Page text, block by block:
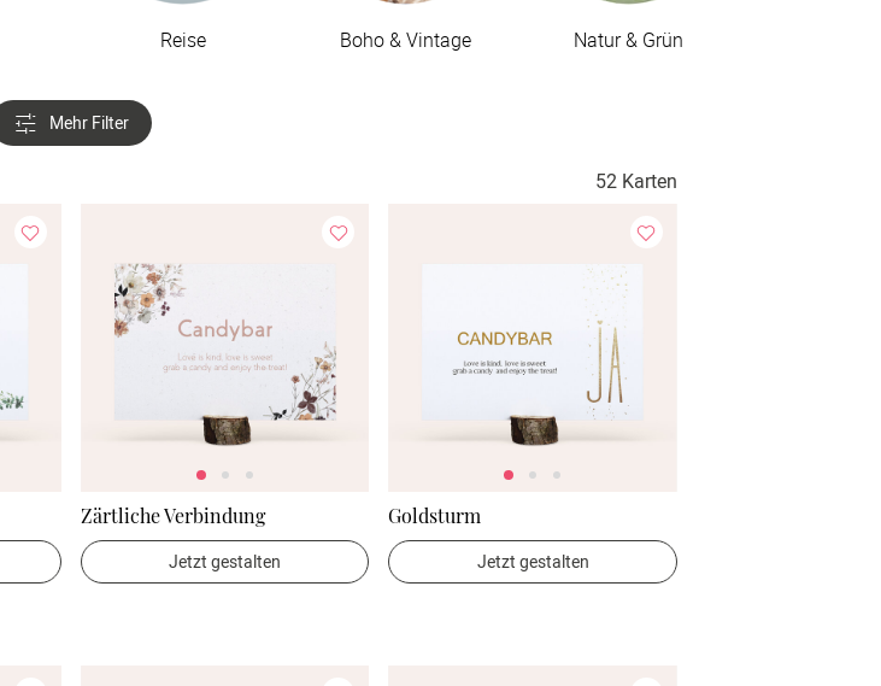
Reise Boho & Vintage Natur & Grün
Mehr Filter
52 Karten
Zärtliche Verbindung
Jetzt gestalten
Goldsturm
Jetzt gestalten